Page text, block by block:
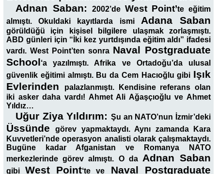
Adnan Saban:2002’de West Point’te eğitim
almıştı. Okuldaki kayıtlarda ismi Adana Saban
görüldüğü için kişisel bilgilere ulaşmak zorlaşmıştı.
ABD günleri için “İki kez yurtdışında eğitim aldı” ifadesi
vardı. West Point’ten sonra Naval Postgraduate
School‘a yazılmıştı. Afrika ve Ortadoğu’da ulusal
güvenlik eğitimi almıştı. Bu da Cem Hacıoğlu gibi Işık
Evlerinden
palazlanmıştı. Kendisine referans olan
iki asker daha vardı! Ahmet Ali Ağaşçıoğlu ve Ahmet
Yıldız…
Uğur Ziya Yıldırım: Şu an NATO’nun İzmir’deki
Üssündegörev yapmaktaydı. Aynı zamanda Kara
Kuvvetleri’nde operasyon analisti olarak çalışmaktaydı.
Bugüne kadar Afganistan ve Romanya NATO
merkezlerinde görev almıştı. O da Adnan Saban
gibi West Point‘te ve
Naval Postgraduate